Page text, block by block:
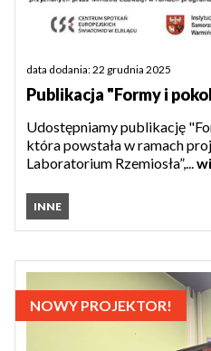
data dodania: 22 grudnia 2025
Publikacja "Formy i
Udostępniamy publikację
która powstała w ramach
Laboratorium Rzemiosła”,...
INNE
NOWY PROJEKTOR!